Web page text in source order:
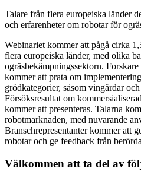
Talare från flera europeiska länder
och erfarenheter om robotar för
Webinariet kommer att pågå cirka
flera europeiska länder, med olika
ogräsbekämpningssektorn.
kommer att prata om
grödkategorier, såsom vingårdar
Försöksresultat om
kommer att presenteras. Talarna
robotmarknaden, med nuvarande
Branschrepresentanter kommer att
robotar och ge feedback från
Välkommen att ta del av